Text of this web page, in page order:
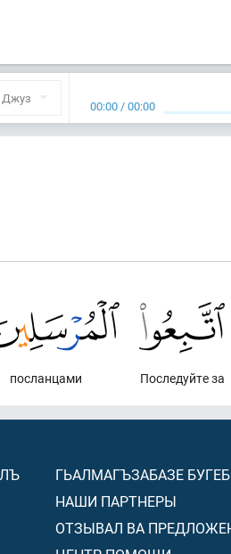
Джуз 00:00 /00:00
Последуйте за
посланцами
ГЬАЛМАГЪЗАБАЗЕ
НАШИ ПАРТНЕРЫ
ОТЗЫВАЛ ВА